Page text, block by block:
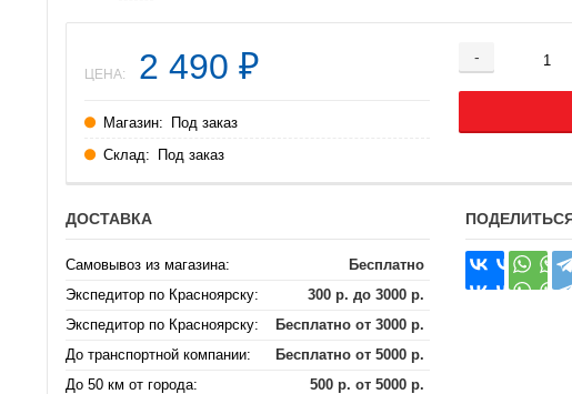
-
ЦЕНА: 2 490 ₽
Магазин:
Под заказ
Склад:
Под заказ
ДОСТАВКА
Самовывоз из магазина:
Бесплатно
Экспедитор по Красноярску:
300 р. до 3000 р.
Экспедитор по Красноярску:
Бесплатно от 3000 р.
До транспортной компании:
Бесплатно от 5000 р.
До 50 км от города:
500 р. от 5000 р.